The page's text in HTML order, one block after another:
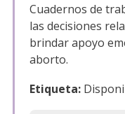
Cuadernos de
las decisiones
brindar apoyo
aborto.
Etiqueta: